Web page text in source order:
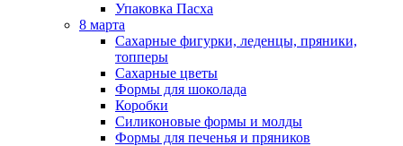
Упаковка Пасха
8 марта
Сахарные фигурки, леденцы, пряники,
топперы
Сахарные цветы
Формы для шоколада
Коробки
Силиконовые формы и молды
Формы для печенья и пряников